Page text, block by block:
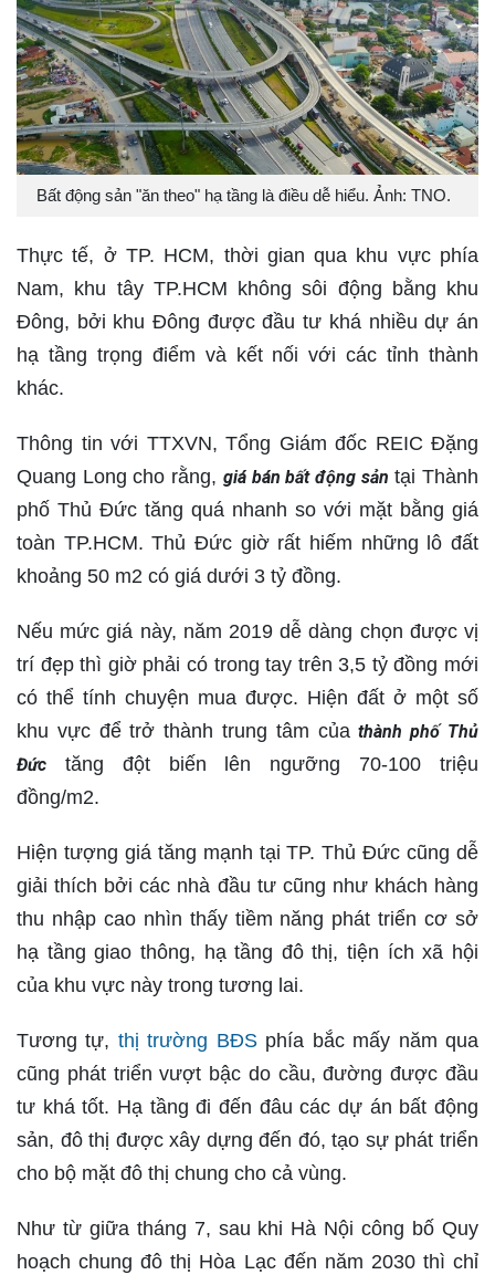
Bất động sản "ăn theo" hạ tầng là điều dễ hiểu. Ảnh: TNO.
Thực tế, ở TP. HCM, thời gian qua khu vực phía
Nam, khu tây TP.HCM không sôi động bằng khu
Đông, bởi khu Đông được đầu tư khá nhiều dự án
hạ tầng trọng điểm và kết nối với các tỉnh thành
khác.
Thông tin với TTXVN, Tổng Giám đốc REIC Đặng
Quang Long cho rằng, giá bán bất động sản tại Thành
phố Thủ Đức tăng quá nhanh so với mặt bằng giá
toàn TP.HCM. Thủ Đức giờ rất hiếm những lô đất
khoảng 50 m2 có giá dưới 3 tỷ đồng.
Nếu mức giá này, năm 2019 dễ dàng chọn được vị
trí đẹp thì giờ phải có trong tay trên 3,5 tỷ đồng mới
có thể tính chuyện mua được. Hiện đất ở một số
khu vực để trở thành trung tâm củathành phố Thủ
Đức tăng đột biến lên ngưỡng 70-100 triệu
đồng/m2.
Hiện tượng giá tăng mạnh tại TP. Thủ Đức cũng dễ
giải thích bởi các nhà đầu tư cũng như khách hàng
thu nhập cao nhìn thấy tiềm năng phát triển cơ sở
hạ tầng giao thông, hạ tầng đô thị, tiện ích xã hội
của khu vực này trong tương lai.
Tương tự, thị trường BĐSphía bắc mấy năm qua
cũng phát triển vượt bậc do cầu, đường được đầu
tư khá tốt. Hạ tầng đi đến đâu các dự án bất động
sản, đô thị được xây dựng đến đó, tạo sự phát triển
cho bộ mặt đô thị chung cho cả vùng.
Như từ giữa tháng 7, sau khi Hà Nội công bố Quy
hoạch chung đô thị Hòa Lạc đến năm 2030 thì chỉ